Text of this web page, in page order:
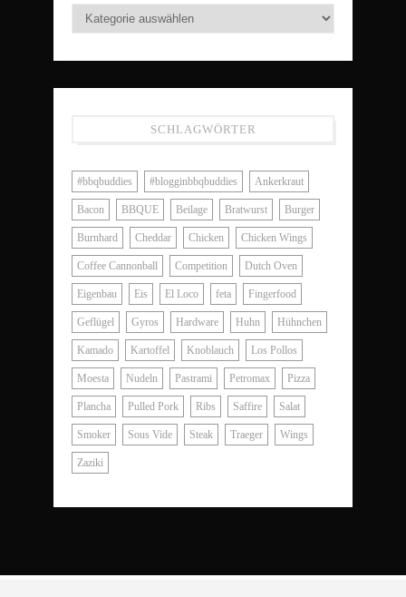
SCHLAGWÖRTER
#bbqbuddies #blogginbbqbuddies Ankerkraut
Bacon BBQUE Beilage Bratwurst Burger
Burnhard Cheddar Chicken Chicken Wings
Coffee Cannonball Competition Dutch Oven
Eigenbau Eis El Loco feta Fingerfood
Geflügel Gyros Hardware Huhn Hühnchen
Kamado Kartoffel Knoblauch Los Pollos
Moesta Nudeln Pastrami Petromax Pizza
Plancha Pulled Pork Ribs Saffire Salat
Smoker Sous Vide Steak Traeger Wings
Zaziki